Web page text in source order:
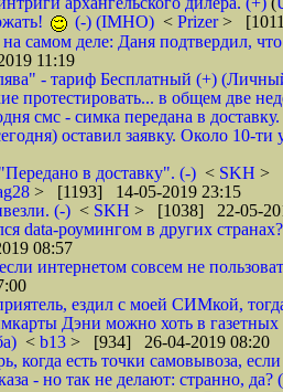
(-) (IMHO) < Prizer>
на самом деле: Даня подтвердил,
11:19
- тариф Бесплатный (+)
протестировать... в общем две
смс - симка передана в
оставил заявку. Около 10-ти
в доставку". (-) < SKH >
> [1193] 14-05-2019 23:15
(-) < SKH > [1038] 22-05-
data-роумингом в других
08:57
интернетом совсем не
ездил с моей СИМкой,
Дэни можно хоть в газетных
< b13 > [934] 26-04-2019 08:20
когда есть точки самовывоза,
- но так не делают: странно, да?